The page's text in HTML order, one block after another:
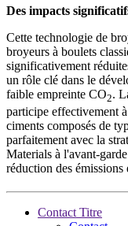
Des impacts
Cette technologie de
broyeurs à boulets
significativement
un rôle clé dans le
faible empreinte CO2.
participe effectivement
ciments composés de
parfaitement avec la
Materials à l'avant-
réduction des émissions
Contact Titre